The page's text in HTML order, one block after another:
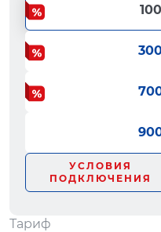
УСЛОВИЯ
ПОДКЛЮЧЕНИЯ
Тариф